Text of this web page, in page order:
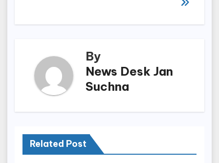
k
By
News Desk Jan
Suchna
Related Post